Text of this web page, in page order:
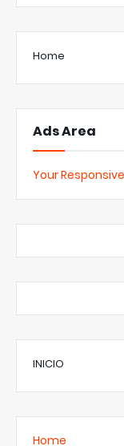
Home
Ads Area
Your
INICIO
Home